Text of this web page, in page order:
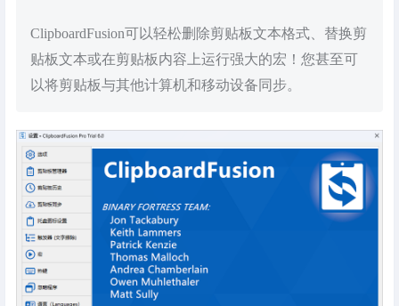
ClipboardFusion可以轻松删除剪贴板文本格式、替换剪
贴板文本或在剪贴板内容上运行强大的宏！您甚至可
以将剪贴板与其他计算机和移动设备同步。